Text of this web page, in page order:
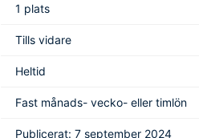
1 plats
Tills vidare
Heltid
Fast månads- vecko- eller timlön
Publicerat: 7 september 2024